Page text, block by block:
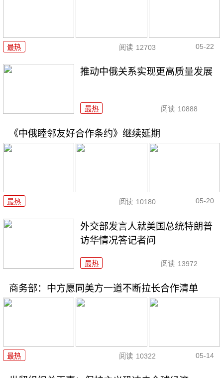
最热 阅读 12703 05-22
推动中俄关系实现更高质量发展
最热 阅读 10888
《中俄睦邻友好合作条约》继续延期
最热 阅读 10180 05-20
外交部发言人就美国总统特朗普
访华情况答记者问
最热 阅读 13972
商务部：中方愿同美方一道不断拉长合作清单
最热 阅读 10322 05-14